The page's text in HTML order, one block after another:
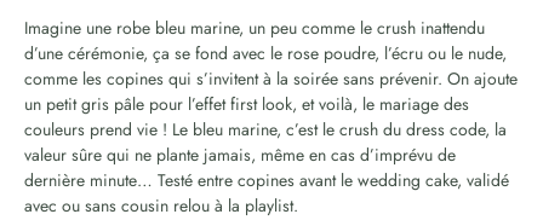
Imagine une robe bleu marine, un peu comme le crush inattendu
d’une cérémonie, ça se fond avec le rose poudre, l’écru ou le nude,
comme les copines qui s’invitent à la soirée sans prévenir. On ajoute
un petit gris pâle pour l’effet first look, et voilà, le mariage des
couleurs prend vie ! Le bleu marine, c’est le crush du dress code, la
valeur sûre qui ne plante jamais, même en cas d’imprévu de
dernière minute… Testé entre copines avant le wedding cake, validé
avec ou sans cousin relou à la playlist.